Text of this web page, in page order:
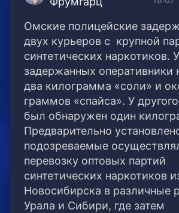
Омские полицейские
двух курьеров с крупной
синтетических наркотиков.
задержанных оперативники
два килограмма «соли» и
граммов «спайса». У
был обнаружен один
Предварительно
подозреваемые
перевозку оптовых партий
синтетических наркотиков
Новосибирска в различные
Урала и Сибири, где затем